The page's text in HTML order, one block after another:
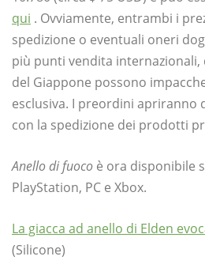
qui . Ovviamente, entrambi i
spedizione o eventuali oneri
più punti vendita
del Giappone possono
esclusiva. I preordini apriranno
con la spedizione dei prodotti
Anello di fuoco è ora disponibile
PlayStation, PC e Xbox.
La giacca ad anello di Elden
(Silicone)